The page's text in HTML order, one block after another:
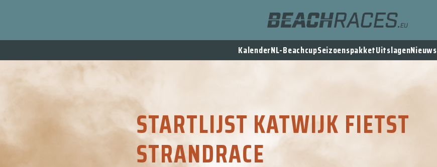
KalenderNL-BeachcupSeizoenspakketUitslagenNieuws
STARTLIJST KATWIJK FIETST
STRANDRACE